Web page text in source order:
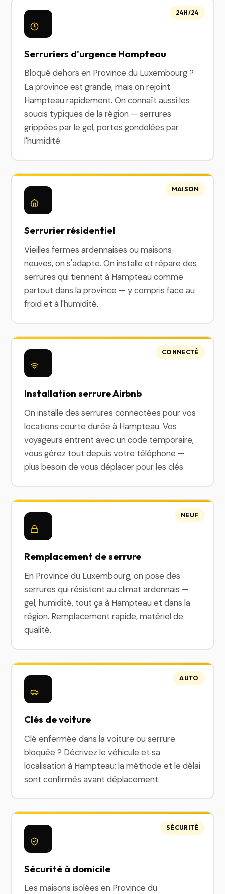
Serruriers d'urgence Hampteau
Bloqué dehors en Province du Luxembourg ?
La province est grande, mais on rejoint
Hampteau rapidement. On connaît aussi les
soucis typiques de la région — serrures
grippées par le gel, portes gondolées par
l'humidité.
24H/24
Serrurier résidentiel
Vieilles fermes ardennaises ou maisons
neuves, on s'adapte. On installe et répare des
serrures qui tiennent à Hampteau comme
partout dans la province — y compris face au
froid et à l'humidité.
MAISON
Installation serrure Airbnb
On installe des serrures connectées pour vos
locations courte durée à Hampteau. Vos
voyageurs entrent avec un code temporaire,
vous gérez tout depuis votre téléphone —
plus besoin de vous déplacer pour les clés.
CONNECTÉ
Remplacement de serrure
En Province du Luxembourg, on pose des
serrures qui résistent au climat ardennais —
gel, humidité, tout ça à Hampteau et dans la
région. Remplacement rapide, matériel de
qualité.
NEUF
Clés de voiture
Clé enfermée dans la voiture ou serrure
bloquée ? Décrivez le véhicule et sa
localisation à Hampteau; la méthode et le délai
sont confirmés avant déplacement.
AUTO
Sécurité à domicile
Les maisons isolées en Province du
SÉCURITÉ